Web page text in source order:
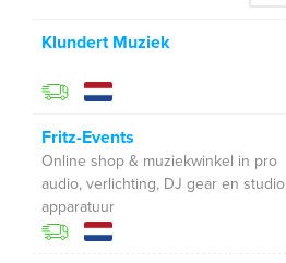
Klundert Muziek
Fritz-Events
Online shop & muziekwinkel in pro
audio, verlichting, DJ gear en studio
apparatuur